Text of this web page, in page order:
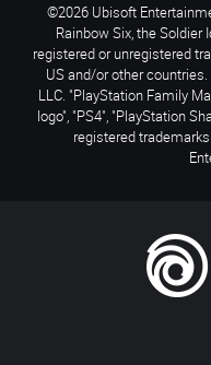
©2026 Ubisoft
Rainbow Six, the Soldier
registered or unregistered
US and/or other
LLC. "PlayStation Family
logo", "PS4", "PlayStation
registered